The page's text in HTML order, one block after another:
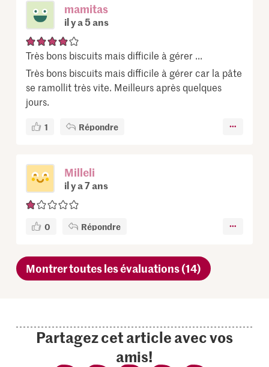
mamitas
il y a 5 ans
Très bons biscuits mais difficile à gérer ...
Très bons biscuits mais difficile à gérer car la pâte
se ramollit très vite. Meilleurs après quelques
jours.
1 Répondre
Milleli
il y a 7 ans
0 Répondre
Montrer toutes les évaluations (14)
Partagez cet article avec vos
amis!